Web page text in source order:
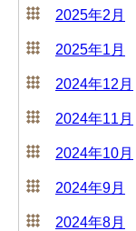
2025年2月
2025年1月
2024年12月
2024年11月
2024年10月
2024年9月
2024年8月